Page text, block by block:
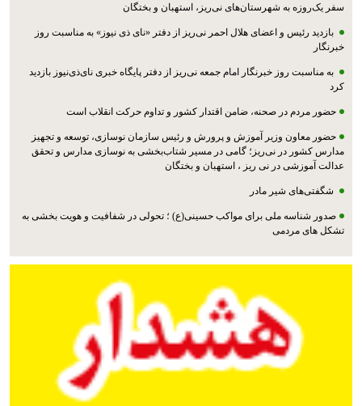
سفر یک‌روزه به شهرستان‌های نی‌ریز، استهبان و بختگان
بازدید رئیس و اعضای هلال احمر نی‌ریز از دفتر «نای ذی نیوز» به مناسبت روز
خبرنگار
به مناسبت روز خبرنگار امام جمعه نی‌ریز از دفتر پایگاه خبری نای‌ذی‌نیوز بازدید
کرد
حضور مردم در صحنه، ضامن اقتدار کشور و تداوم حرکت انقلاب است
حضور معاون وزیر آموزش و پرورش و رئیس سازمان نوسازی، توسعه و تجهیز
مدارس کشور در نی‌ریز؛ گامی در مسیر شتاب‌بخشی به نوسازی مدارس و تحقق
عدالت آموزشی در نی ریز ، استهبان و بختگان
شگفتی‌های شیر مادر
صدور شناسه ملی برای مواکب حسینی(ع) ؛ تحولی در شفافیت و هویت بخشی به
تشکل های مردمی